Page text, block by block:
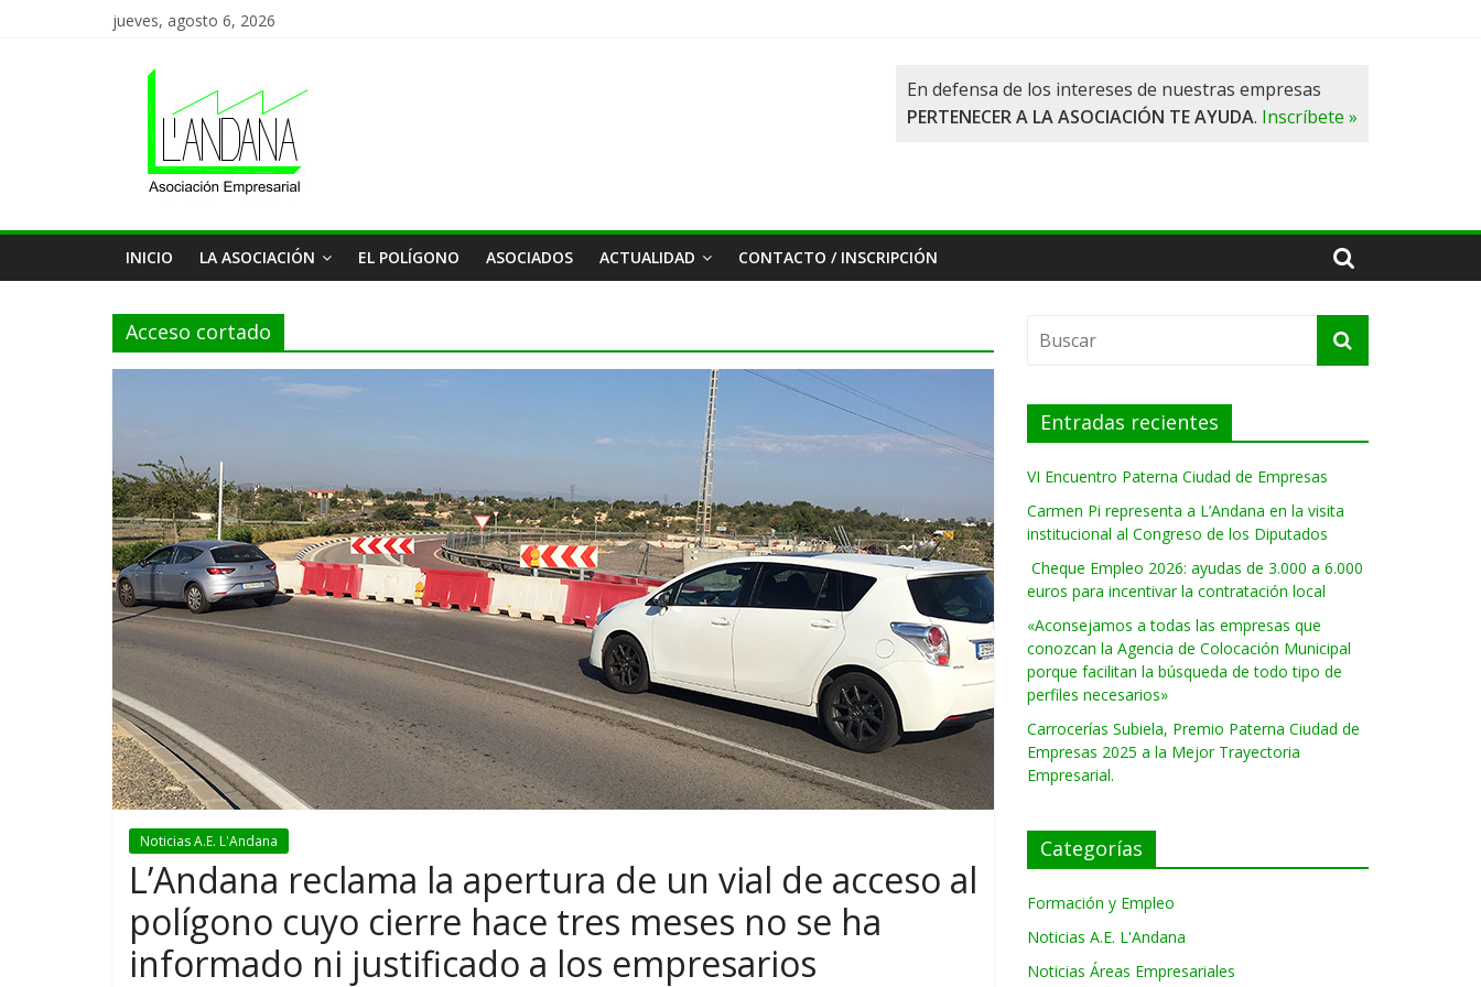
jueves, agosto 6, 2026
Asociación
de
Empresas
L'Andana
En defensa de los intereses de nuestras empresas
PERTENECER A LA ASOCIACIÓN TE AYUDA. Inscríbete »
INICIO LA ASOCIACIÓN EL POLÍGONO ASOCIADOS ACTUALIDAD CONTACTO / INSCRIPCIÓN
Acceso cortado
Noticias A.E. L'Andana
L’Andana reclama la apertura de un vial de acceso al
polígono cuyo cierre hace tres meses no se ha
informado ni justificado a los empresarios
Entradas recientes
VI Encuentro Paterna Ciudad de Empresas
Carmen Pi representa a L’Andana en la visita
institucional al Congreso de los Diputados
Cheque Empleo 2026: ayudas de 3.000 a 6.000
euros para incentivar la contratación local
«Aconsejamos a todas las empresas que
conozcan la Agencia de Colocación Municipal
porque facilitan la búsqueda de todo tipo de
perfiles necesarios»
Carrocerías Subiela, Premio Paterna Ciudad de
Empresas 2025 a la Mejor Trayectoria
Empresarial.
Categorías
Formación y Empleo
Noticias A.E. L'Andana
Noticias Áreas Empresariales